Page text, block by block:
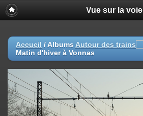
Vue sur la voie
Accueil / Albums Autour des trains
Matin d'hiver à Vonnas